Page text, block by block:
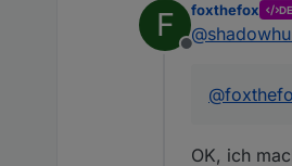
F
Offline
foxthefox
@
@
OK, ich